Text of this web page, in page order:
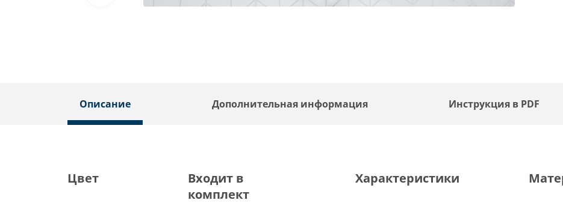
Описание Дополнительная информация Инструкция в PDF
Цвет
Входит в
комплект
Характеристики